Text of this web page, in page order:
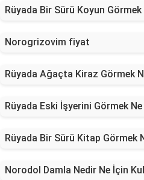
Rüyada Bir Sürü Koyun
Norogrizovim fiyat
Rüyada Ağaçta Kiraz Görmek
Rüyada Eski İşyerini Görmek Ne
Rüyada Bir Sürü Kitap Görmek
Norodol Damla Nedir Ne İçin